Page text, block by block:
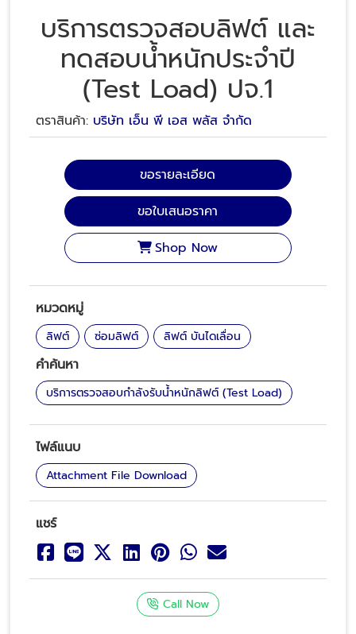
บริการตรวจสอบลิฟต์ และ
ทดสอบน้ำหนักประจําปี
(Test Load) ปจ.1
ตราสินค้า: บริษัท เอ็น พี เอส พลัส จำกัด
ขอรายละเอียด
ขอใบเสนอราคา
Shop Now
หมวดหมู่
ลิฟต์ ซ่อมลิฟต์ ลิฟต์ บันไดเลื่อน
คำค้นหา
บริการตรวจสอบกำลังรับน้ำหนักลิฟต์ (Test Load)
ไฟล์แนบ
Attachment File Download
แชร์
Call Now